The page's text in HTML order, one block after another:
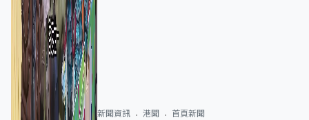
新聞資訊 港聞 首頁新聞